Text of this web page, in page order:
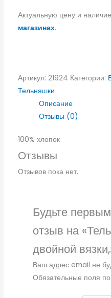
Актуальную цену и
магазинах.
Артикул: 21924 Категории:
Тельняшки
Описание
Отзывы (0)
100% хлопок
Отзывы
Отзывов пока нет.
Будьте
отзыв на
двойной
Ваш адрес email не
Обязательные поля